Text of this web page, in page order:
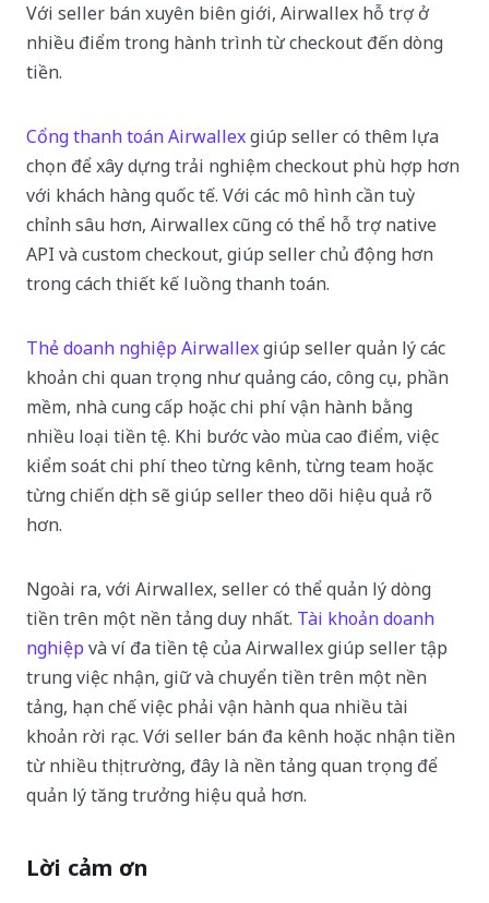
Với seller bán xuyên biên giới, Airwallex hỗ trợ ở
nhiều điểm trong hành trình từ checkout đến dòng
tiền.
Cổng thanh toán Airwallexgiúp seller có thêm lựa
chọn để xây dựng trải nghiệm checkout phù hợp hơn
với khách hàng quốc tế. Với các mô hình cần tuỳ
chỉnh sâu hơn, Airwallex cũng có thể hỗ trợ native
API và custom checkout, giúp seller chủ động hơn
trong cách thiết kế luồng thanh toán.
Thẻ doanh nghiệp Airwallexgiúp seller quản lý các
khoản chi quan trọng như quảng cáo, công cụ, phần
mềm, nhà cung cấp hoặc chi phí vận hành bằng
nhiều loại tiền tệ. Khi bước vào mùa cao điểm, việc
kiểm soát chi phí theo từng kênh, từng team hoặc
từng chiến dịch sẽ giúp seller theo dõi hiệu quả rõ
hơn.
Ngoài ra, với Airwallex, seller có thể quản lý dòng
tiền trên một nền tảng duy nhất. Tài khoản doanh
nghiệp và ví đa tiền tệ của Airwallex giúp seller tập
trung việc nhận, giữ và chuyển tiền trên một nền
tảng, hạn chế việc phải vận hành qua nhiều tài
khoản rời rạc. Với seller bán đa kênh hoặc nhận tiền
từ nhiều thị trường, đây là nền tảng quan trọng để
quản lý tăng trưởng hiệu quả hơn.
Lời cảm ơn